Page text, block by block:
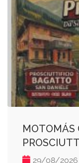
MOTOMÁS
29/08/2026